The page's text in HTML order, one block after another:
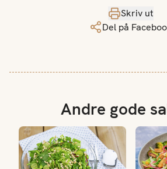
Skriv ut
Del på
Andre gode
Grønn salat med søt